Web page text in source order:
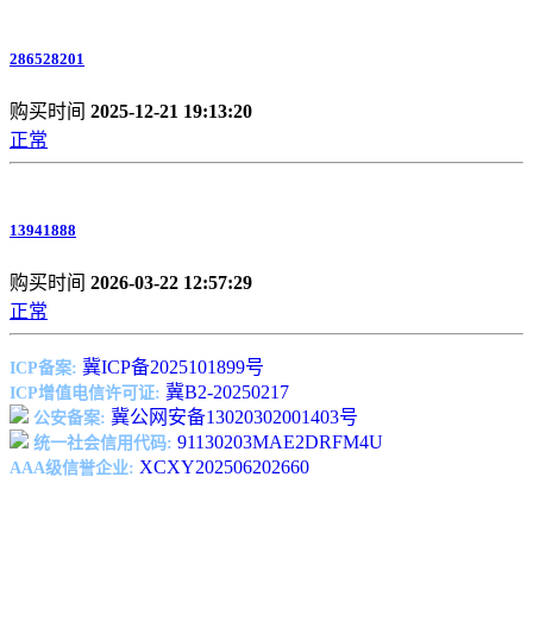
286528201
购买时间 2025-12-21 19:13:20
正常
13941888
购买时间 2026-03-22 12:57:29
正常
ICP备案: 冀ICP备2025101899号
ICP增值电信许可证: 冀B2-20250217
公安备案: 冀公网安备13020302001403号
统一社会信用代码: 91130203MAE2DRFM4U
AAA级信誉企业: XCXY202506202660